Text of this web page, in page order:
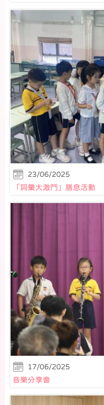
23/06/2025
「詞彙大激鬥」膳息活動
17/06/2025
音樂分享會